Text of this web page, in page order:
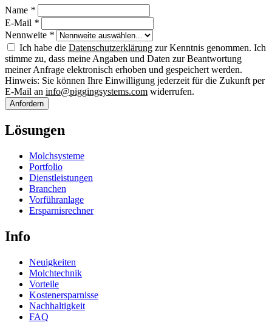
Name *
E-Mail *
Nennweite *
Ich habe die Datenschutzerklärung zur Kenntnis genommen. Ich
stimme zu, dass meine Angaben und Daten zur Beantwortung
meiner Anfrage elektronisch erhoben und gespeichert werden.
Hinweis: Sie können Ihre Einwilligung jederzeit für die Zukunft per
E-Mail an info@piggingsystems.com widerrufen.
Anfordern
Lösungen
Molchsysteme
Portfolio
Dienstleistungen
Branchen
Vorführanlage
Ersparnisrechner
Info
Neuigkeiten
Molchtechnik
Vorteile
Kostenersparnisse
Nachhaltigkeit
FAQ